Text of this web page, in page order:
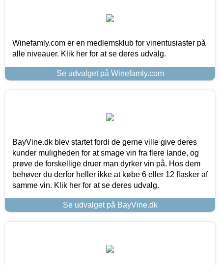
Winefamly.com er en medlemsklub for vinentusiaster på
alle niveauer. Klik her for at se deres udvalg.
Se udvalget på Winefamly.com
BayVine.dk blev startet fordi de gerne ville give deres
kunder muligheden for at smage vin fra flere lande, og
prøve de forskellige druer man dyrker vin på. Hos dem
behøver du derfor heller ikke at købe 6 eller 12 flasker af
samme vin. Klik her for at se deres udvalg.
Se udvalget på BayVine.dk